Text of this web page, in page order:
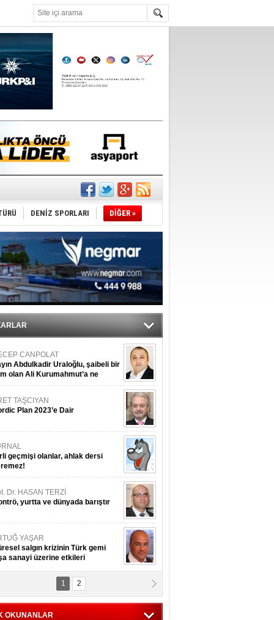
DENİZ SPORLARI DİĞER »
CANPOLAT
Abdulkadir Uraloğlu, şaibeli bir
olan Ali Kurumahmut’a ne
TAŞCIYAN
Plan 2023’e Dair
geçmişi olanlar, ahlak dersi
Dr. HASAN TERZİ
yurtta ve dünyada barıştır
YAŞAR
salgın krizinin Türk gemi
sanayi üzerine etkileri
MESUT AZMİ GÖKSOY
1 2
OKUNANLAR